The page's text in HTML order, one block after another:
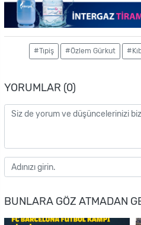
#Tıpiş #Özlem Gürkut
YORUMLAR (0)
BUNLARA GÖZ ATMADAN